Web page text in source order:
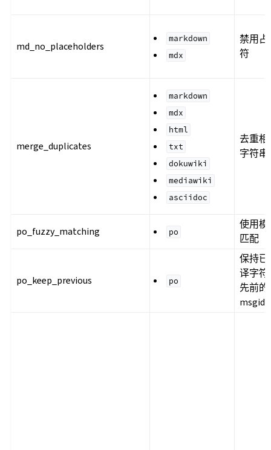
md_no_placeholders
markdown
mdx
禁用占
符
merge_duplicates
markdown
mdx
html
txt
dokuwiki
mediawiki
asciidoc
去重相
字符串
po_fuzzy_matching po
使用模
匹配
po_keep_previous po
保持已
译字符
先前的
msgid